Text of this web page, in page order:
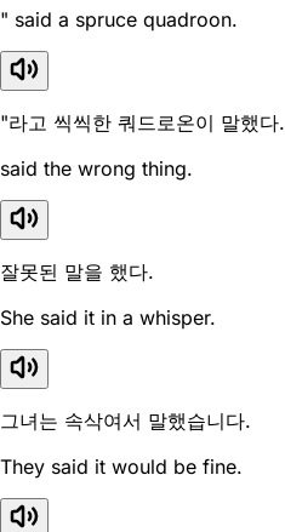
" said a spruce quadroon.
"라고 씩씩한 쿼드로온이 말했다.
said the wrong thing.
잘못된 말을 했다.
She said it in a whisper.
그녀는 속삭여서 말했습니다.
They said it would be fine.